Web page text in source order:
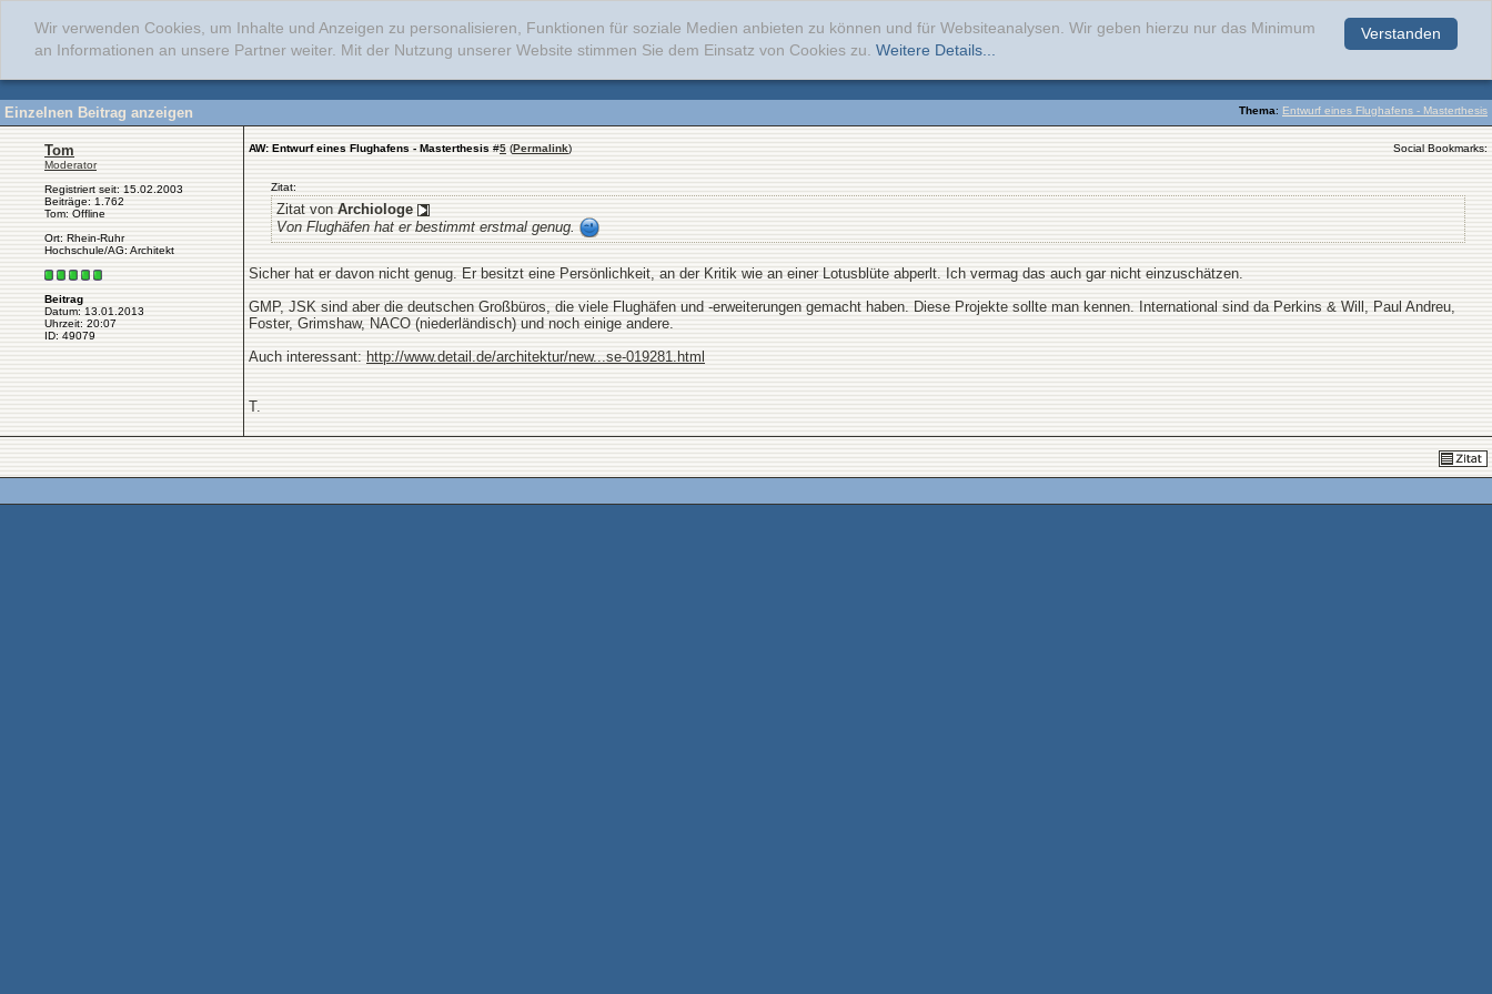
Verstanden
Wir verwenden Cookies, um Inhalte und Anzeigen zu personalisieren, Funktionen für soziale Medien anbieten zu können und für Websiteanalysen. Wir geben hierzu nur das Minimum
an Informationen an unsere Partner weiter. Mit der Nutzung unserer Website stimmen Sie dem Einsatz von Cookies zu. Weitere Details...
Thema: Entwurf eines Flughafens - Masterthesis
Einzelnen Beitrag anzeigen
Tom
Moderator
Registriert seit: 15.02.2003
Beiträge: 1.762
Tom: Offline
Ort: Rhein-Ruhr
Hochschule/AG: Architekt
Beitrag
Datum: 13.01.2013
Uhrzeit: 20:07
ID: 49079
AW: Entwurf eines Flughafens - Masterthesis #5 (Permalink) Social Bookmarks:
Zitat:
Zitat von Archiologe
Von Flughäfen hat er bestimmt erstmal genug.
Sicher hat er davon nicht genug. Er besitzt eine Persönlichkeit, an der Kritik wie an einer Lotusblüte abperlt. Ich vermag das auch gar nicht einzuschätzen.
GMP, JSK sind aber die deutschen Großbüros, die viele Flughäfen und -erweiterungen gemacht haben. Diese Projekte sollte man kennen. International sind da Perkins & Will, Paul Andreu,
Foster, Grimshaw, NACO (niederländisch) und noch einige andere.
Auch interessant: http://www.detail.de/architektur/new...se-019281.html
T.